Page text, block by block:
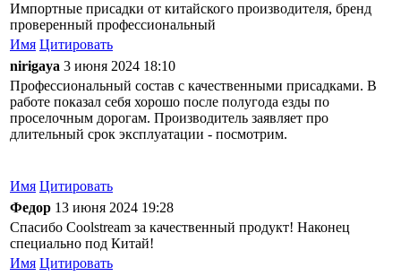
Импортные присадки от китайского производителя, бренд
проверенный профессиональный
Имя Цитировать
nirigaya 3 июня 2024 18:10
Профессиональный состав с качественными присадками. В
работе показал себя хорошо после полугода езды по
проселочным дорогам. Производитель заявляет про
длительный срок эксплуатации - посмотрим.
Имя Цитировать
Федор 13 июня 2024 19:28
Спасибо Coolstream за качественный продукт! Наконец
специально под Китай!
Имя Цитировать